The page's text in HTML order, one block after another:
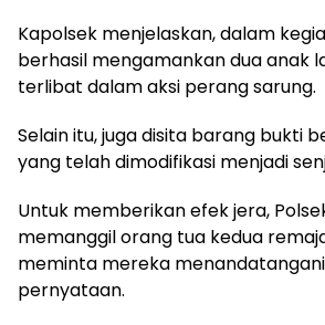
Kapolsek menjelaskan, dalam
berhasil mengamankan dua anak
terlibat dalam aksi perang sarung.
Selain itu, juga disita barang bukti
yang telah dimodifikasi menjadi
Untuk memberikan efek jera,
memanggil orang tua kedua
meminta mereka
pernyataan.